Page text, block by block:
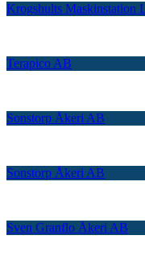
Krogshults Maskinstation
Terapico AB
Sonstorp Åkeri AB
Sonstorp Åkeri AB
Sven Granflo Åkeri AB